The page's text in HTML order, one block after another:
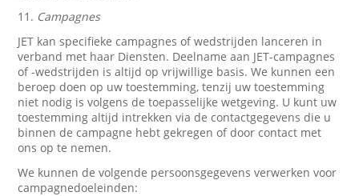
11. Campagnes
JET kan specifieke campagnes of wedstrijden lanceren in
verband met haar Diensten. Deelname aan JET-campagnes
of -wedstrijden is altijd op vrijwillige basis. We kunnen een
beroep doen op uw toestemming, tenzij uw toestemming
niet nodig is volgens de toepasselijke wetgeving. U kunt uw
toestemming altijd intrekken via de contactgegevens die u
binnen de campagne hebt gekregen of door contact met
ons op te nemen.
We kunnen de volgende persoonsgegevens verwerken voor
campagnedoeleinden: